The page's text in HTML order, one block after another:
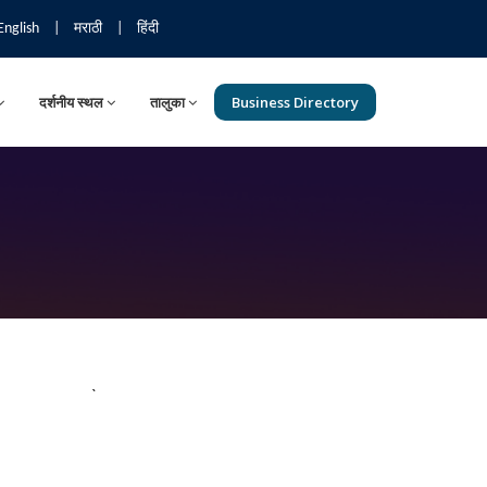
मराठी हिंदी
दर्शनीय स्थल तालुका Business Directory
`